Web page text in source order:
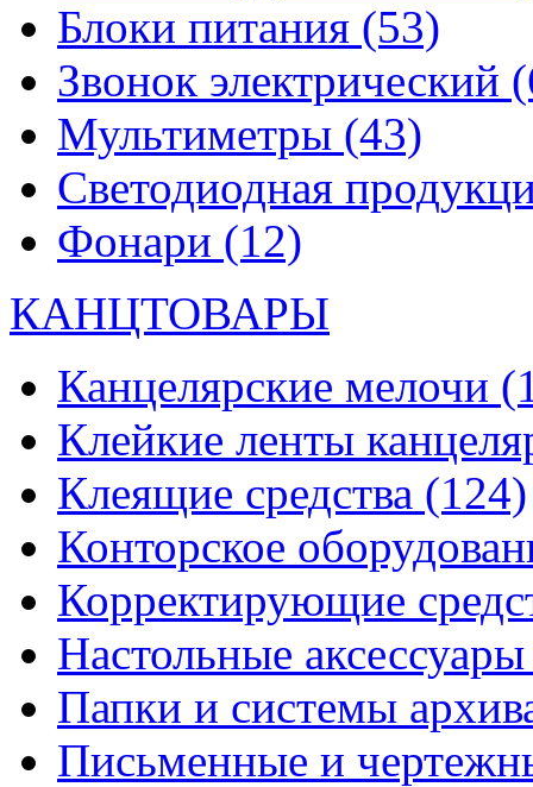
Блоки питания (53)
Звонок электрический
Мультиметры (43)
Светодиодная
Фонари (12)
КАНЦТОВАРЫ
Канцелярские мелочи
Клейкие ленты
Клеящие средства (124)
Конторское
Корректирующие
Настольные
Папки и системы
Письменные и